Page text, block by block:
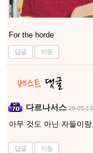
For the horde
답글 이동
다르나서스 26-05-
아무 것도 아닌 자들이
답글 이동